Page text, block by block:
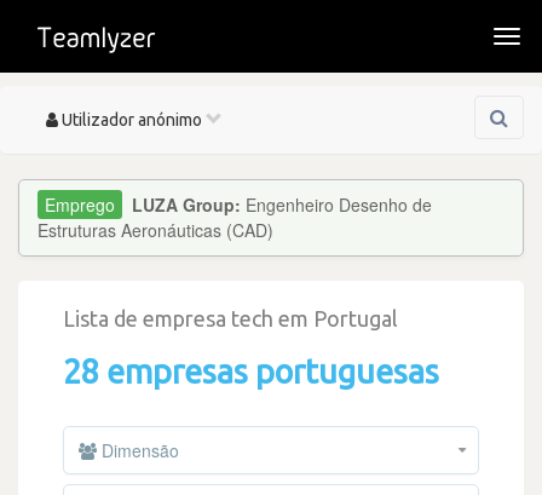
Toggle
Utilizador anónimo
LUZA Group: Engenheiro Desenho de
Estruturas Aeronáuticas (CAD)
Lista de empresa tech em Portugal
28 empresas portuguesas
Dimensão